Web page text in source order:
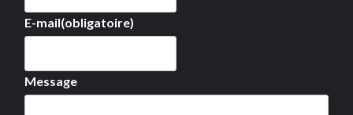
E-mail(obligatoire)
Message